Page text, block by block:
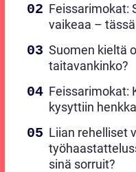
Feissarimokat:
vaikeaa –
Suomen kieltä
taitavankinko?
Feissarimokat:
kysyttiin
Liian rehelliset
sinä sorruit?